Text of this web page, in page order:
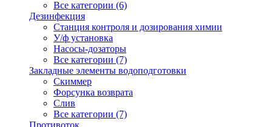
Все категории (6)
Дезинфекция
Станция контроля и дозирования химии
У/ф установка
Насосы-дозаторы
Все категории (7)
Закладные элементы водоподготовки
Скиммер
Форсунка возврата
Слив
Все категории (7)
Противоток